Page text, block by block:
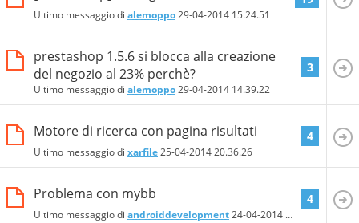
Ultimo messaggio di alemoppo29-04-2014 15.24.51
prestashop 1.5.6 si blocca alla creazione
del negozio al 23% perchè?
Ultimo messaggio di alemoppo29-04-2014 14.39.22
3
Motore di ricerca con pagina risultati
Ultimo messaggio di xarfile25-04-201420.36.26
4
Problema con mybb
Ultimo messaggio di androiddevelopment24-04-2014 21.41.00
4